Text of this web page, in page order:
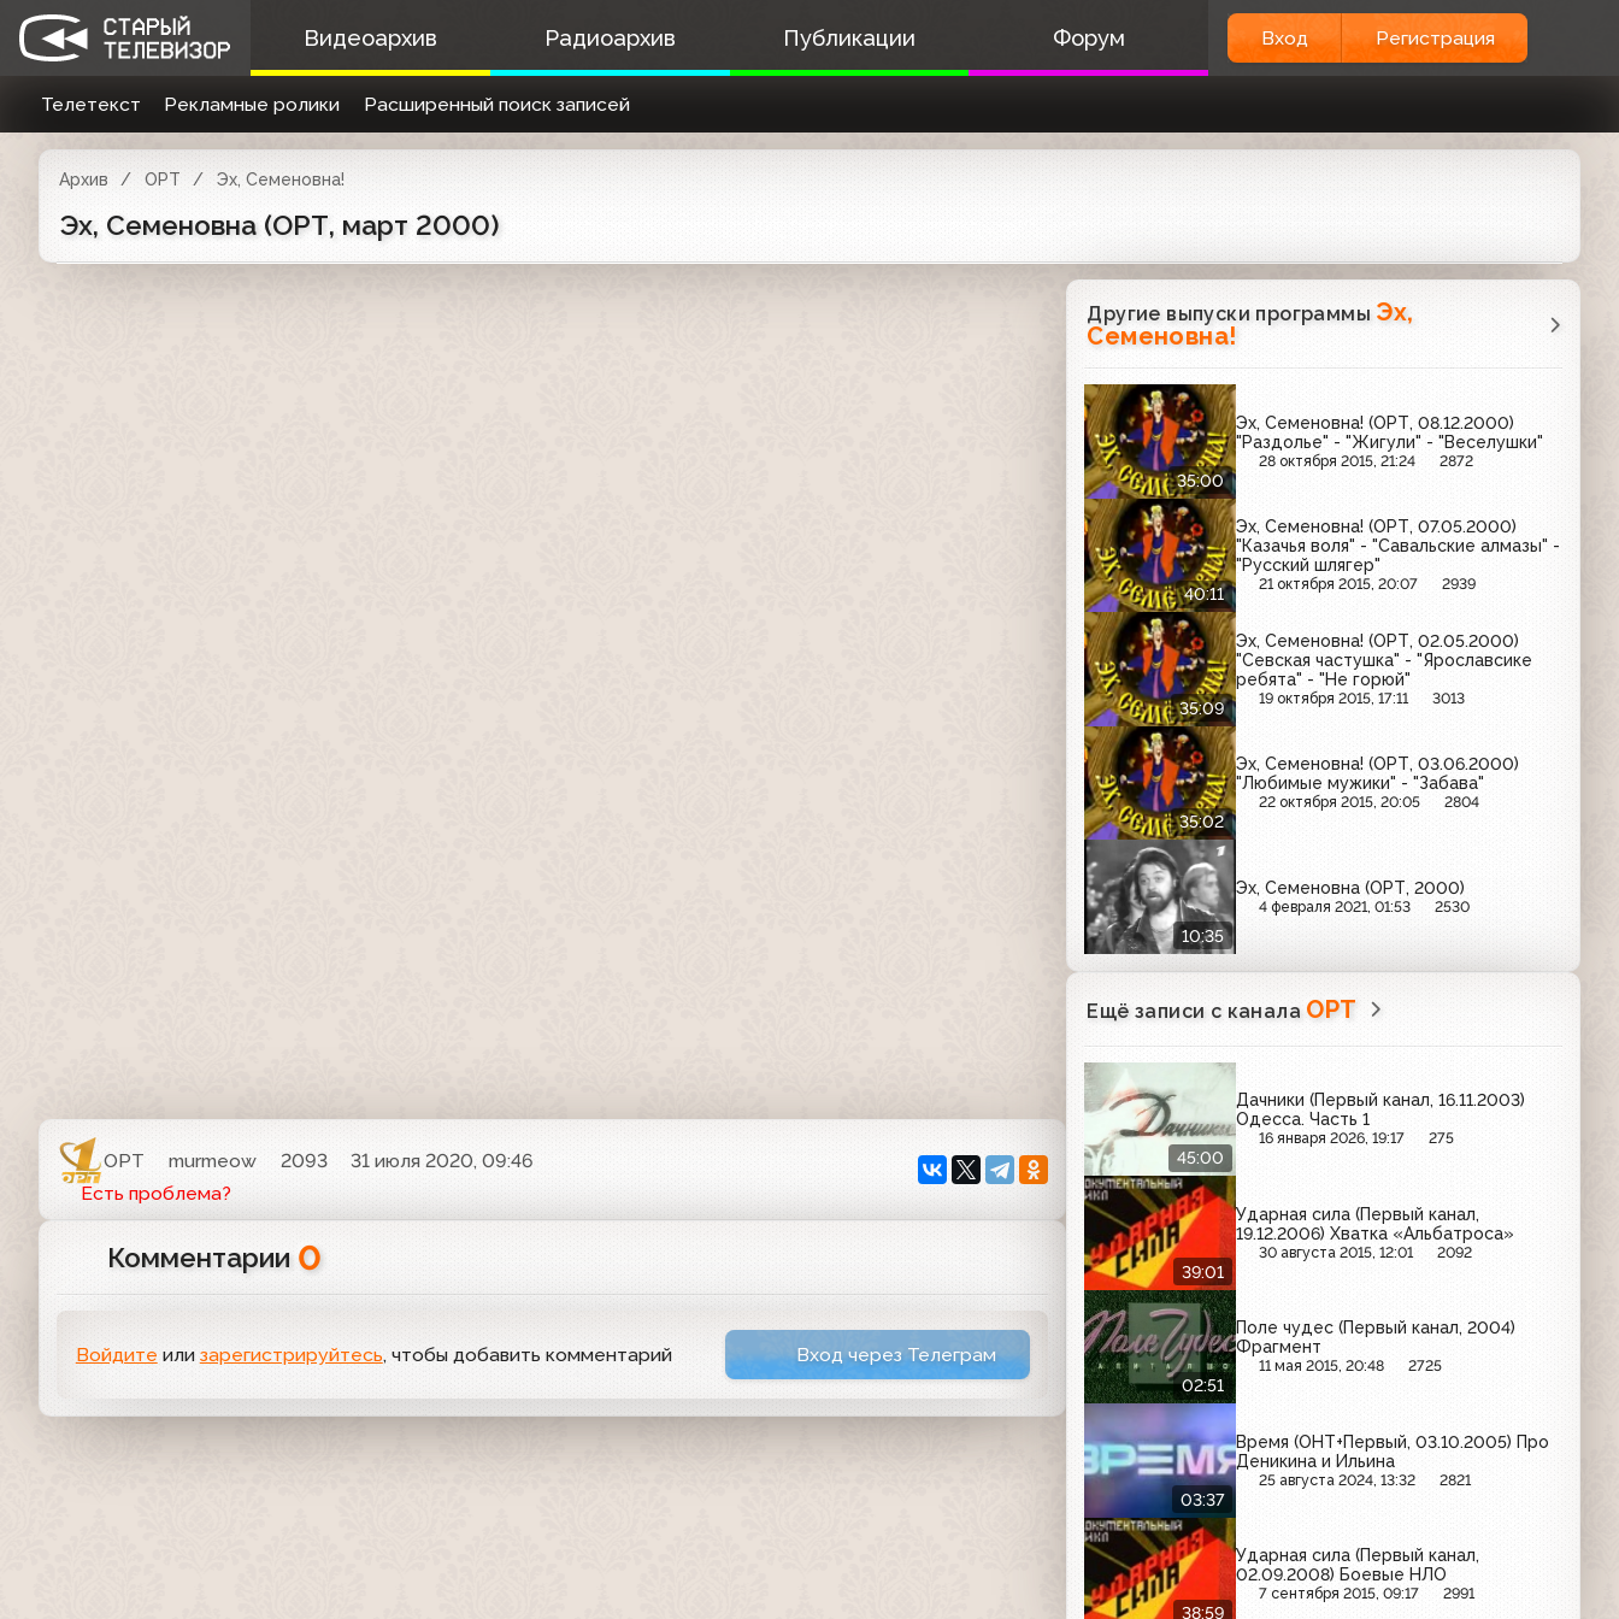
Видеоархив Радиоархив Публикации Форум Вход Регистрация
Телетекст Рекламные ролики Расширенный поиск записей
Архив ОРТ Эх, Семеновна!
Эх, Семеновна (ОРТ, март 2000)
ОРТ murmeow 2093
31 июля 2020, 09:46
Есть проблема?
Комментарии 0
Войдите или зарегистрируйтесь, чтобы добавить комментарий Вход через Телеграм
Другие выпуски программы Эх,
Семеновна!
35:00
Эх, Семеновна! (ОРТ, 08.12.2000)
"Раздолье" - "Жигули" - "Веселушки"
28 октября 2015, 21:24 2872
40:11
Эх, Семеновна! (ОРТ, 07.05.2000)
"Казачья воля" - "Савальские алмазы" -
"Русский шлягер"
21 октября 2015, 20:07 2939
35:09
Эх, Семеновна! (ОРТ, 02.05.2000)
"Севская частушка" - "Ярославсике
ребята" - "Не горюй"
19 октября 2015, 17:11 3013
35:02
Эх, Семеновна! (ОРТ, 03.06.2000)
"Любимые мужики" - "Забава"
22 октября 2015, 20:05 2804
10:35
Эх, Семеновна (ОРТ, 2000)
4 февраля 2021, 01:53 2530
Ещё записи с канала ОРТ
45:00
Дачники (Первый канал, 16.11.2003)
Одесса. Часть 1
16 января 2026, 19:17 275
39:01
Ударная сила (Первый канал,
19.12.2006) Хватка «Альбатроса»
30 августа 2015, 12:01 2092
02:51
Поле чудес (Первый канал, 2004)
Фрагмент
11 мая 2015, 20:48 2725
03:37
Время (ОНТ+Первый, 03.10.2005) Про
Деникина и Ильина
25 августа 2024, 13:32 2821
38:59
Ударная сила (Первый канал,
02.09.2008) Боевые НЛО
7 сентября 2015, 09:17 2991